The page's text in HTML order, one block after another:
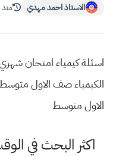
الاستاذ احمد مهدي منذ 4 سنة
اسئلة كيمياء امتحان
الكيمياء صف الاول متوسط
الاول متوسط
اكثر البحث في